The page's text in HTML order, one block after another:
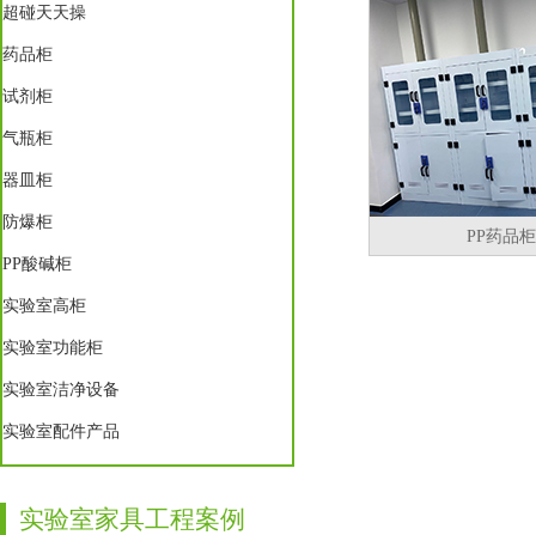
超碰天天操
药品柜
试剂柜
气瓶柜
器皿柜
防爆柜
PP酸碱柜
实验室高柜
实验室功能柜
实验室洁净设备
实验室配件产品
PP药品柜
实验室家具工程案例